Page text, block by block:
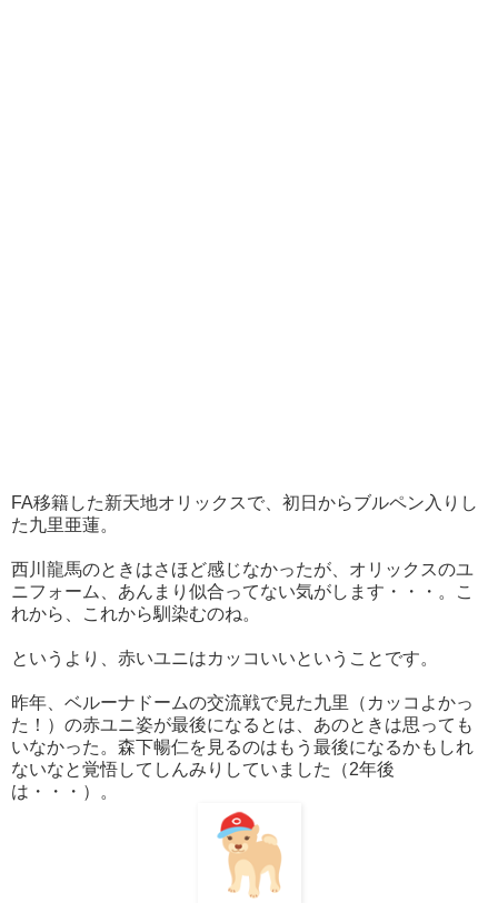
FA移籍した新天地オリックスで、初日からブルペン入りし
た九里亜蓮。
西川龍馬のときはさほど感じなかったが、オリックスのユ
ニフォーム、あんまり似合ってない気がします・・・。こ
れから、これから馴染むのね。
というより、赤いユニはカッコいいということです。
昨年、ベルーナドームの交流戦で見た九里（カッコよかっ
た！）の赤ユニ姿が最後になるとは、あのときは思っても
いなかった。森下暢仁を見るのはもう最後になるかもしれ
ないなと覚悟してしんみりしていました（2年後
は・・・）。